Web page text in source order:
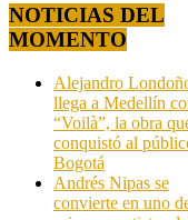
NOTICIAS DEL
MOMENTO
Alejandro
llega a Medellín
“Voilà”, la obra
conquistó al
Bogotá
Andrés Nipas se
convierte en uno